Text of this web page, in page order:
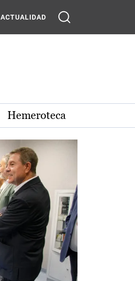
ACTUALIDAD
Hemeroteca